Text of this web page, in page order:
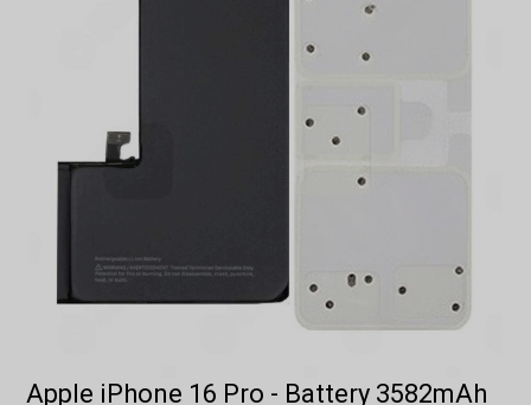
Apple iPhone 16 Pro - Battery 3582mAh